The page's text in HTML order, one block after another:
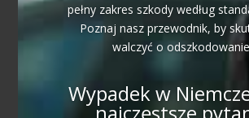
pełny zakres szkody według
Poznaj nasz przewodnik, by
walczyć o
Wypadek w
najczęstsze